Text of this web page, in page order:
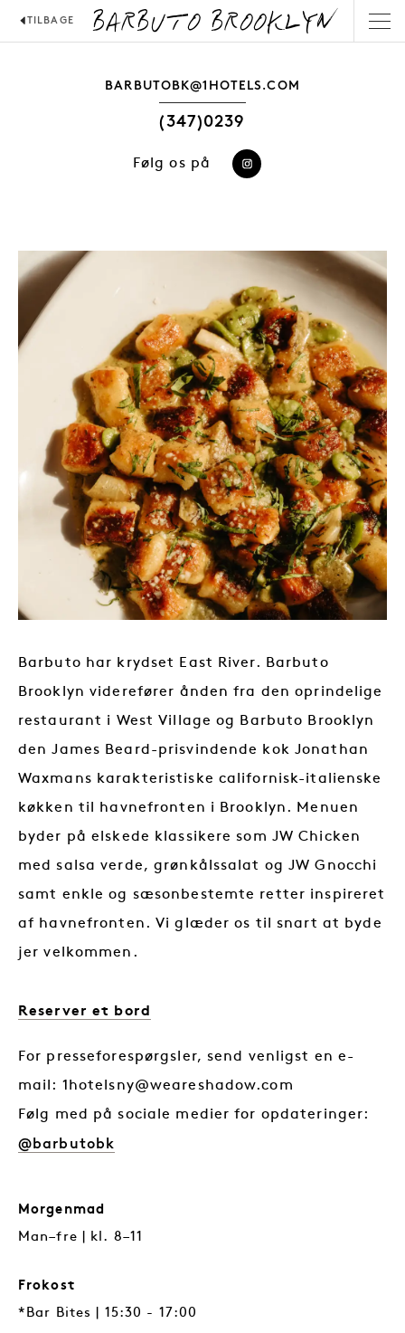
TILBAGE BARBUTO BROOKLYN
BARBUTOBK@1HOTELS.COM
(347)0239
Følg os på
Barbuto har krydset East River. Barbuto
Brooklyn viderefører ånden fra den oprindelige
restaurant i West Village og Barbuto Brooklyn
den James Beard-prisvindende kok Jonathan
Waxmans karakteristiske californisk-italienske
køkken til havnefronten i Brooklyn. Menuen
byder på elskede klassikere som JW Chicken
med salsa verde, grønkålssalat og JW Gnocchi
samt enkle og sæsonbestemte retter inspireret
af havnefronten. Vi glæder os til snart at byde
jer velkommen.
Reserver et bord
For presseforespørgsler, send venligst en e-
mail: 1hotelsny@weareshadow.com
Følg med på sociale medier for opdateringer:
@barbutobk
Morgenmad
Man–fre | kl. 8–11
Frokost
*Bar Bites | 15:30 - 17:00